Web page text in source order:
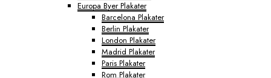
Europa Byer Plakater
Barcelona Plakater
Berlin Plakater
London Plakater
Madrid Plakater
Paris Plakater
Rom Plakater